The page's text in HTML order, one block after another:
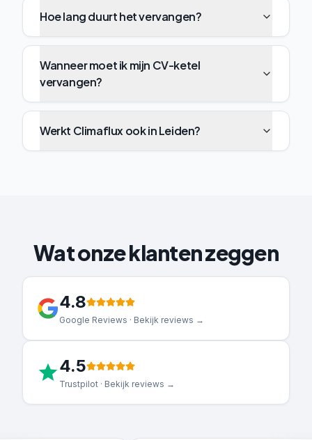
Hoe lang duurt het vervangen?
Wanneer moet ik mijn CV-ketel
vervangen?
Werkt Climaflux ook in Leiden?
Wat onze klanten zeggen
4.8
Google Reviews · Bekijk reviews →
4.5
Trustpilot · Bekijk reviews →